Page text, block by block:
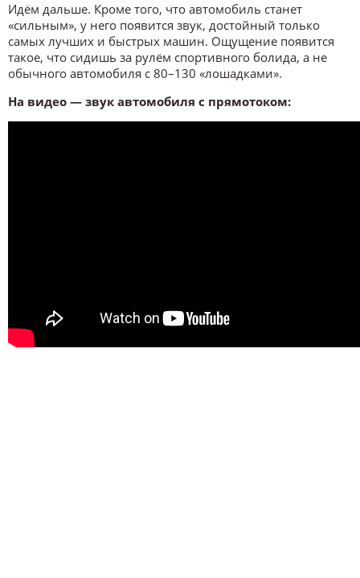
Идём дальше. Кроме того, что автомобиль станет
«сильным», у него появится звук, достойный только
самых лучших и быстрых машин. Ощущение появится
такое, что сидишь за рулём спортивного болида, а не
обычного автомобиля с 80–130 «лошадками».
На видео — звук автомобиля с прямотоком: